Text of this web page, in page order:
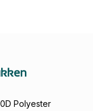
Polyester